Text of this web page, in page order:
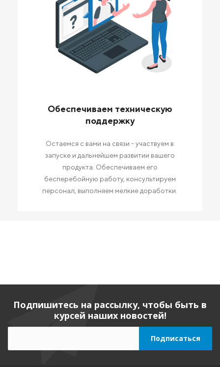
Обеспечиваем техническую
поддержку
Остаемся с вами на связи - участвуем в
запуске и дальнейшем развитии вашего
продукта. Обеспечиваем его
бесперебойную работу, консультируем
персонал, выполняем мелкие доработки.
Подпишитесь на рассылку, чтобы быть в
курсей наших новостей!